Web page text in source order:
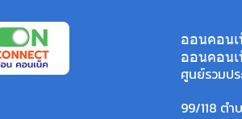
ออนคอน
ออนคอนเ
ศูนย์รวมป
99/118 ตำ